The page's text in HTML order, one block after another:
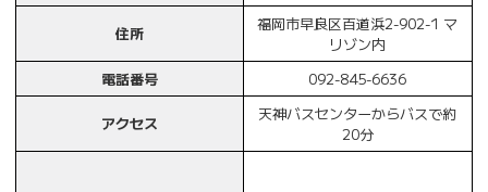
住所
福岡市早良区百道浜2-902-1 マ
リゾン内
電話番号
092-845-6636
アクセス
天神バスセンターからバスで約
20分